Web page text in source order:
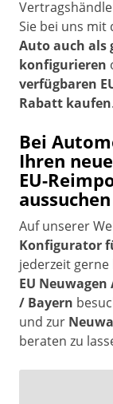
Sie bei uns mit
Auto auch als
konfigurieren
verfügbaren
Rabatt kaufen.
Bei
Ihren
EU-
aussuchen
Auf unserer
Konfigurator
jederzeit
EU
/ Bayern
und zur
beraten zu